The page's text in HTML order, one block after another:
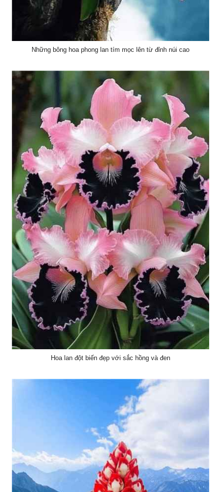
Những bông hoa phong lan tím mọc lên từ đỉnh núi cao
Hoa lan đột biến đẹp với sắc hồng và đen